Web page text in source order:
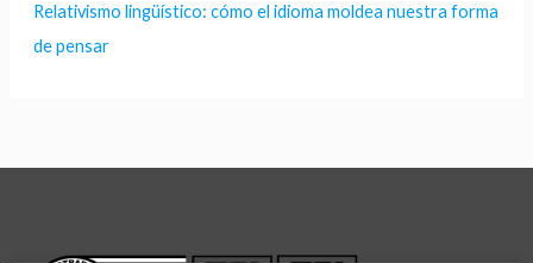
Relativismo lingüístico: cómo el idioma moldea nuestra forma
de pensar